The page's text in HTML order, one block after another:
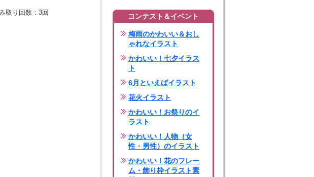
取り回数： 3回 コンテスト＆イベント
梅雨のかわいい＆おし
ゃれなイラスト
かわいい！七夕イラス
ト
6月といえばイラスト
花火イラスト
かわいい！お祭りのイ
ラスト
かわいい！人物（女
性・男性）のイラスト
かわいい！花のフレー
ム・飾り枠イラスト素